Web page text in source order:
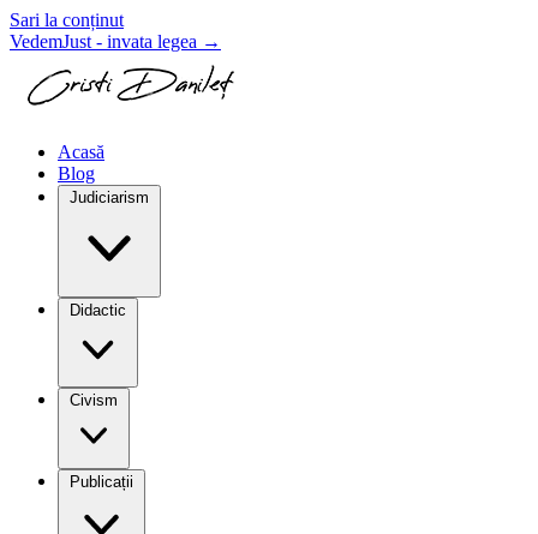
Sari la conținut
VedemJust - invata legea →
Acasă
Blog
Judiciarism
Didactic
Civism
Publicații